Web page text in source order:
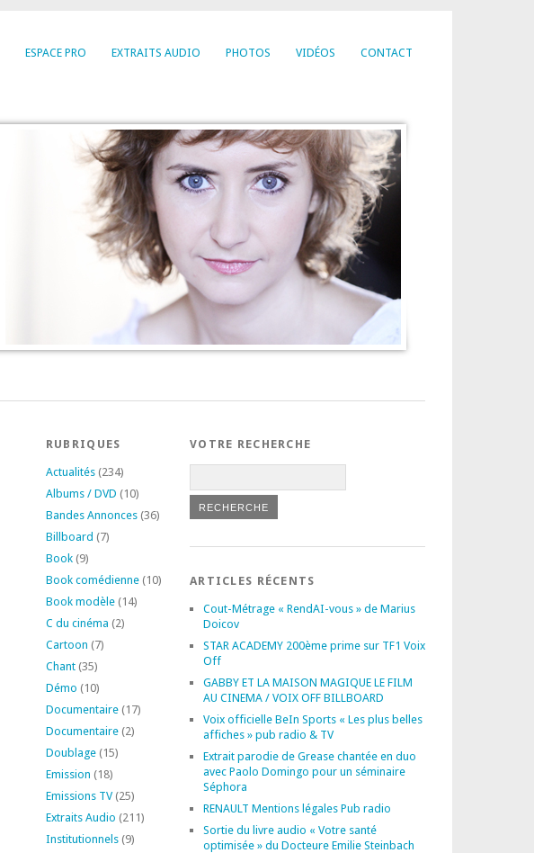
ESPACE PRO EXTRAITS AUDIO PHOTOS VIDÉOS CONTACT
RUBRIQUES
Actualités(234)
Albums / DVD (10)
Bandes Annonces(36)
Billboard (7)
Book(9)
Book comédienne(10)
Book modèle(14)
C du cinéma (2)
Cartoon (7)
Chant(35)
Démo (10)
Documentaire(17)
Documentaire(2)
Doublage(15)
Emission (18)
Emissions TV(25)
Extraits Audio (211)
Institutionnels(9)
VOTRE RECHERCHE
ARTICLES RÉCENTS
Cout-Métrage « RendAI-vous » de Marius
Doicov
STAR ACADEMY 200ème prime sur TF1 Voix
Off
GABBY ET LA MAISON MAGIQUE LE FILM
AU CINEMA / VOIX OFF BILLBOARD
Voix officielle BeIn Sports « Les plus belles
affiches » pub radio & TV
Extrait parodie de Grease chantée en duo
avec Paolo Domingo pour un séminaire
Séphora
RENAULT Mentions légales Pub radio
Sortie du livre audio « Votre santé
optimisée » du Docteure Emilie Steinbach